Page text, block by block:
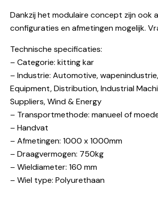
Dankzij het modulaire concept zijn ook
configuraties en afmetingen mogelijk.
Technische specificaties:
– Categorie: kitting kar
– Industrie: Automotive,
Equipment, Distribution, Industrial
Suppliers, Wind & Energy
– Transportmethode: manueel of
– Handvat
– Afmetingen: 1000 x 1000mm
– Draagvermogen: 750kg
– Wieldiameter: 160 mm
– Wiel type: Polyurethaan